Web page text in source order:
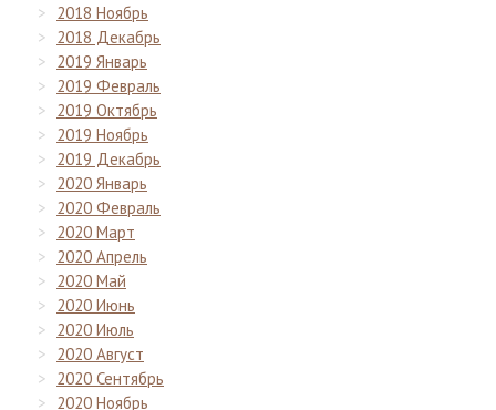
2018 Ноябрь
2018 Декабрь
2019 Январь
2019 Февраль
2019 Октябрь
2019 Ноябрь
2019 Декабрь
2020 Январь
2020 Февраль
2020 Март
2020 Апрель
2020 Май
2020 Июнь
2020 Июль
2020 Август
2020 Сентябрь
2020 Ноябрь